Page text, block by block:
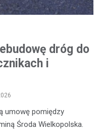
dróg do
i
umowę pomiędzy
Środa Wielkopolska.